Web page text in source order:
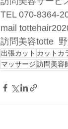
TEL 070-8364-
mail
訪問美容totte
出張カット カットカ
マッサージ訪問美容